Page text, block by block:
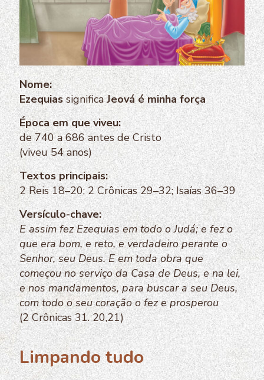
Nome:
Ezequias significaJeová é minha força
Época em que viveu:
de 740 a 686 antes de Cristo
(viveu 54 anos)
Textos principais:
2 Reis 18–20; 2 Crônicas 29–32; Isaías 36–39
Versículo-chave:
E assim fez Ezequias em todo o Judá; e fez o
que era bom, e reto, e verdadeiro perante o
Senhor, seu Deus. E em toda obra que
começou no serviço da Casa de Deus, e na lei,
e nos mandamentos, para buscar a seu Deus,
com todo o seu coração o fez e prosperou
(2 Crônicas 31. 20,21)
Limpando tudo